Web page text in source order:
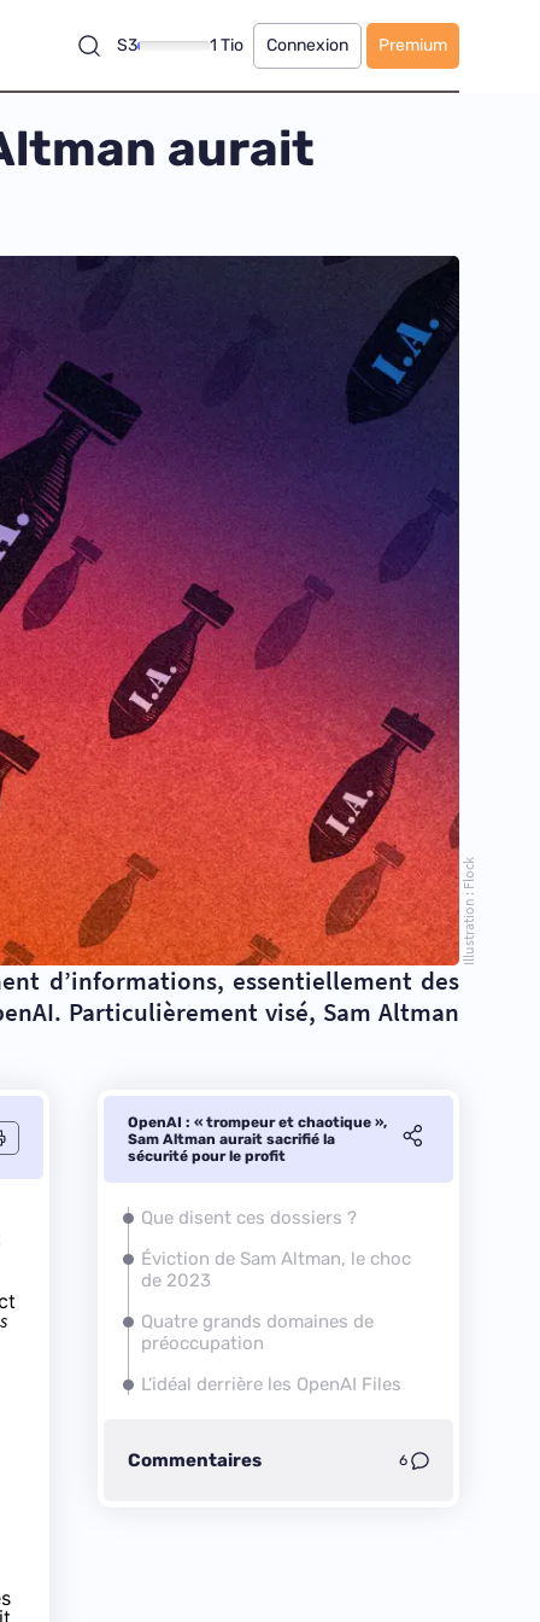
S3 1 Tio Connexion Premium
aurait
Illustration : Flock
d’informations, essentiellement des
Particulièrement visé, Sam Altman
OpenAI : « trompeur et chaotique »,
Sam Altman aurait sacrifié la
sécurité pour le profit
Que disent ces dossiers ?
Éviction de Sam Altman, le choc
de 2023
Quatre grands domaines de
préoccupation
L’idéal derrière les OpenAI Files
Commentaires 6